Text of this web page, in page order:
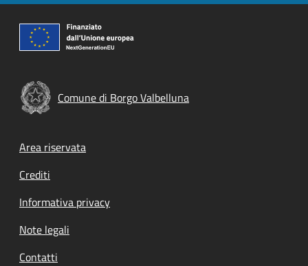
Comune di Borgo Valbelluna
Footer menu
Area riservata
Crediti
Informativa privacy
Note legali
Contatti